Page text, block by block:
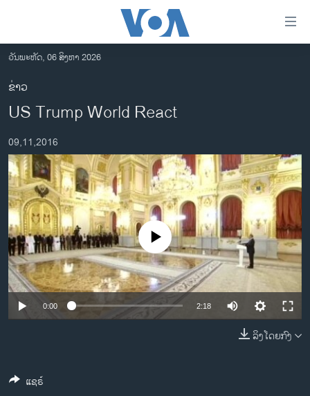
ເຂົ້າ
ຫາ
ຂ້າມ
ຂ້າມ
ໄປ
ຫາ
ຊອກ
ຄົ້ນ
ອາເມຣິກາ
ການເລືອກຕັ້ງ ປະທານາທີບໍດີ ສະຫະລັດ 2024
ຂ່າວ​ຈີນ
ໂລກ
ເອເຊຍ
ອິດສະຫຼະພາບດ້ານການຂ່າວ
ຊີວິດຊາວລາວ
ຊຸມຊົນຊາວລາວ
ວິທະຍາສາດ-ເທັກໂນໂລຈີ
ພາສາອັງກິດ
ວັນພະຫັດ, 06 ສິງຫາ 2026
ຂ່າວ
US Trump World React
09,11,2016
No media source currently available
0:00 2:18
ລິງໂດຍກົງ
ແຊຣ໌